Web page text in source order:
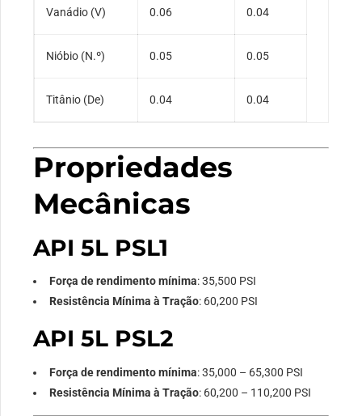
Vanádio (V) 0.06 0.04
Nióbio (N.º) 0.05 0.05
Titânio (De) 0.04 0.04
Propriedades
Mecânicas
API 5L PSL1
Força de rendimento mínima: 35,500 PSI
Resistência Mínima à Tração: 60,200 PSI
API 5L PSL2
Força de rendimento mínima: 35,000 – 65,300 PSI
Resistência Mínima à Tração: 60,200 – 110,200 PSI